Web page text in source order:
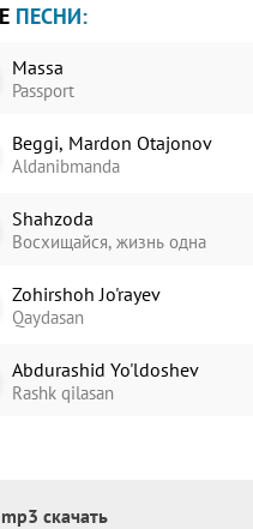
ПЕСНИ:
Massa
Passport
Beggi, Mardon Otajonov
Aldanibmanda
Shahzoda
Восхищайся, жизнь одна
Zohirshoh Jo'rayev
Qaydasan
Abdurashid Yo'ldoshev
Rashk qilasan
скачать